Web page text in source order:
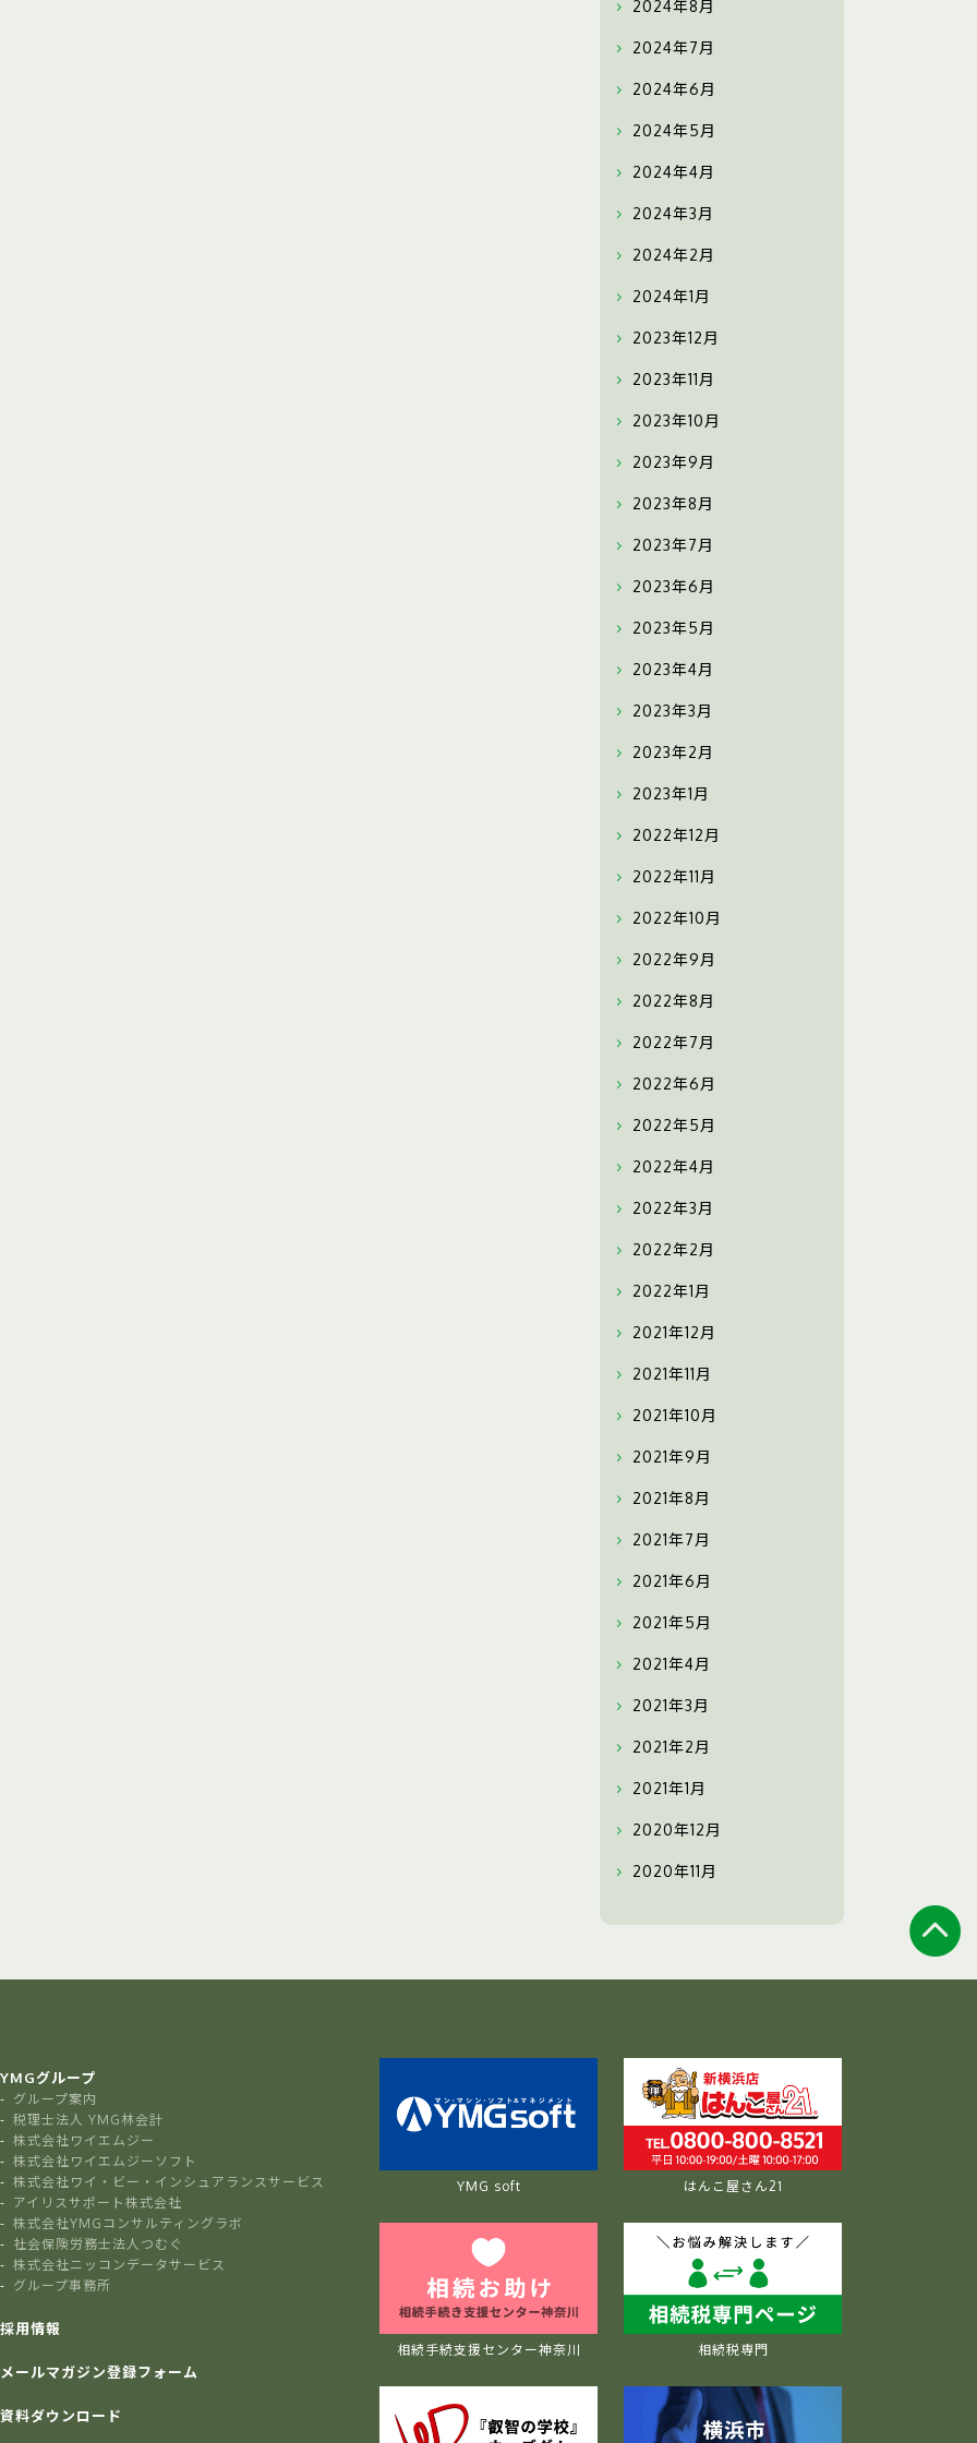
2024年8月
2024年7月
2024年6月
2024年5月
2024年4月
2024年3月
2024年2月
2024年1月
2023年12月
2023年11月
2023年10月
2023年9月
2023年8月
2023年7月
2023年6月
2023年5月
2023年4月
2023年3月
2023年2月
2023年1月
2022年12月
2022年11月
2022年10月
2022年9月
2022年8月
2022年7月
2022年6月
2022年5月
2022年4月
2022年3月
2022年2月
2022年1月
2021年12月
2021年11月
2021年10月
2021年9月
2021年8月
2021年7月
2021年6月
2021年5月
2021年4月
2021年3月
2021年2月
2021年1月
2020年12月
2020年11月
YMGグループ
グループ案内
税理士法人 YMG林会計
株式会社ワイエムジー
株式会社ワイエムジーソフト
株式会社ワイ・ビー・インシュアランスサービス
アイリスサポート株式会社
株式会社YMGコンサルティングラボ
社会保険労務士法人つむぐ
株式会社ニッコンデータサービス
グループ事務所
採用情報
メールマガジン登録フォーム
資料ダウンロード
YMG soft はんこ屋さん21
相続手続支援センター神奈川 相続税専門